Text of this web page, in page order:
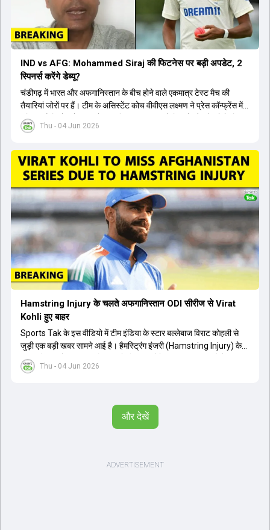
Thu - 04 Jun 2026
IND vs AFG: Mohammed Siraj की फिटनेस पर बड़ी अपडेट, 2
स्पिनर्स करेंगे डेब्यू?
चंडीगढ़ में भारत और अफगानिस्तान के बीच होने वाले एकमात्र टेस्ट मैच की
तैयारियां जोरों पर हैं। टीम के असिस्टेंट कोच वीवीएस लक्ष्मण ने प्रेस कॉन्फ्रेंस में
पुष्टि की है कि तेज गेंदबाज मोहम्मद सिराज पूरी तरह से फिट हैं और खेलने के लिए
उपलब्ध हैं। आईपीएल के दौरान लगी चोट के कारण उनके खेलने पर संदेह था,
सुथार और हर्ष दुबे को कुलदीप यादव और वाशिंगटन सुंदर के साथ प्लेइंग 11 में मौका
मिलने की प्रबल संभावना है। कप्तान शुभमन गिल विकेट की स्थिति को ध्यान में
रखते हुए अंतिम 11 का फैसला करेंगे। टीम में यशस्वी जायसवाल, केएल राहुल,
ऋषभ पंत और ध्रुव जुरेल जैसे खिलाड़ी भी शामिल हैं। यह टेस्ट मैच विश्व टेस्ट
चैंपियनशिप चक्र का हिस्सा नहीं है, लेकिन भारतीय टीम के लिए काफी महत्वपूर्ण
है। अंत में फैंस के सवालों का जवाब देते हुए टी20 कप्तानी और हेड कोच गौतम
गंभीर से जुड़ी जानकारी भी साझा की गई।
Thu - 04 Jun 2026
Hamstring Injury के चलते अफगानिस्तान ODI सीरीज से Virat
Kohli हुए बाहर
Sports Tak के इस वीडियो में टीम इंडिया के स्टार बल्लेबाज विराट कोहली से
जुड़ी एक बड़ी खबर सामने आई है। हैमस्ट्रिंग इंजरी (Hamstring Injury) के
कारण विराट कोहली अफगानिस्तान के खिलाफ होने वाली आगामी तीन मैचों की
वनडे सीरीज से बाहर हो गए हैं। भारत और अफगानिस्तान के बीच इस वनडे सीरीज
खत्म हुए आईपीएल में शानदार प्रदर्शन करने वाले विराट कोहली का इस सीरीज से
बाहर होना भारतीय फैंस के लिए एक बहुत बड़ा झटका है। यह वनडे सीरीज 2027
और देखें